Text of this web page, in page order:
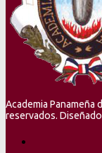
Academia
reservados.